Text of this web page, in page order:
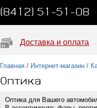
(8412) 51-51-08
Доставка и оплата
Главная / Интернет-магазин /
Оптика
Оптика для Вашего